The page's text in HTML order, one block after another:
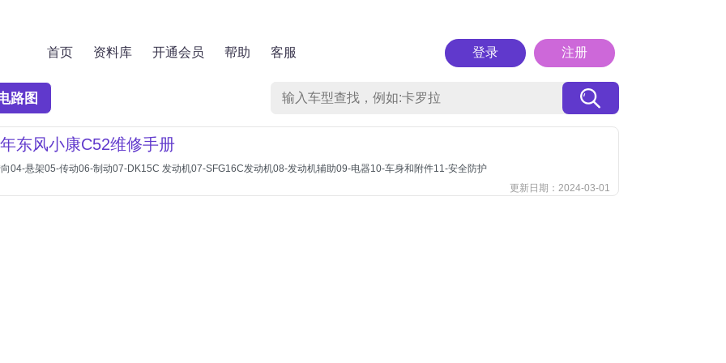
首页 资料库 开通会员 帮助 客服 登录 注册
路图
东风小康C52维修手册
04-悬架05-传动06-制动07-DK15C 发动机07-SFG16C发动机08-发动机辅助09-电器10-车身和附件11-安全防护
更新日期：2024-03-01